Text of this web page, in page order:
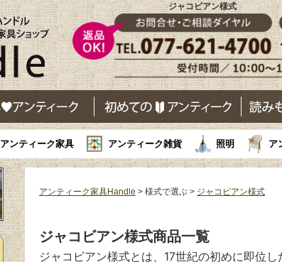
ジャコビアン様式
アンティーク家具 アンティーク雑貨 照明 ア
アンティーク家具Handle > 様式で選ぶ > ジャコビアン様式
ジャコビアン様式商品一覧
ジャコビアン様式とは、17世紀の初めに即位